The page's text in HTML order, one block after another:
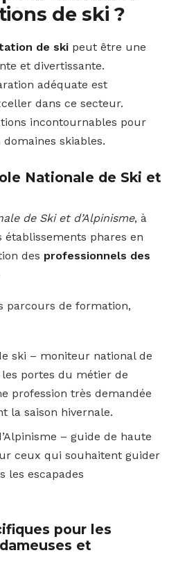
de ski ?
de ski peut être une
et divertissante.
adéquate est
dans ce secteur.
incontournables pour
skiables.
Nationale de Ski et
de Ski et d’Alpinisme, à
établissements phares en
des professionnels des
parcours de formation,
ski – moniteur national de
portes du métier de
profession très demandée
la saison hivernale.
– guide de haute
ceux qui souhaitent guider
les escapades
pour les
et